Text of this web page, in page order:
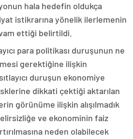
hala hedefin oldukça
istikrarına yönelik ilerlemenin
ettiği belirtildi.
para politikası duruşunun ne
gerektiğine ilişkin
duruşun ekonomiye
dikkati çektiği aktarılan
görünüme ilişkin alışılmadık
ve ekonominin faiz
neden olabilecek